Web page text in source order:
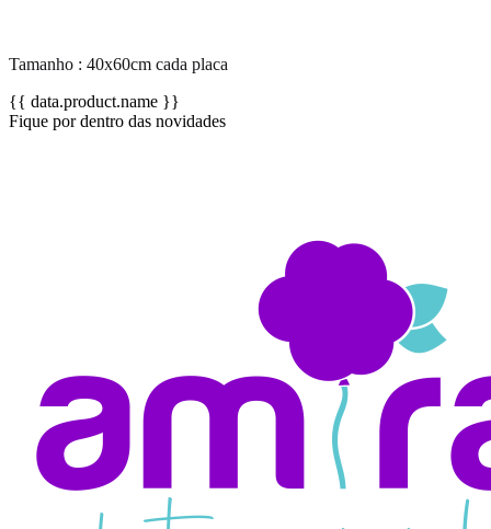
Tamanho : 40x60cm cada placa
{{ data.product.name }}
Fique por dentro das novidades